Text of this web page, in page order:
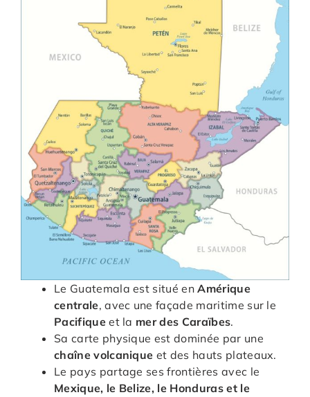
Le Guatemala est situé enAmérique
centrale, avec une façade maritime sur le
Pacifiqueet la mer des Caraïbes.
Sa carte physique est dominée par une
chaîne volcanique et des hauts plateaux.
Le pays partage ses frontières avec le
Mexique, le Belize, le Honduras et le